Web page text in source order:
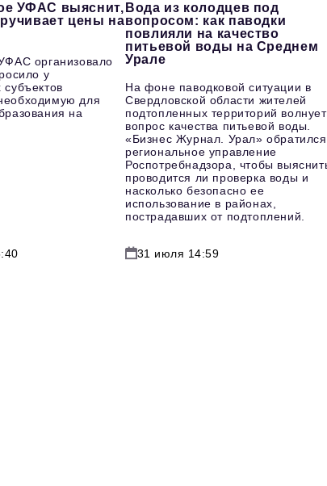
УФАС выяснит,
цены на
организовало
у
для
на
Вода из колодцев под
вопросом: как паводки
повлияли на качество
питьевой воды на Среднем
Урале
На фоне паводковой ситуации в
Свердловской области жителей
подтопленных территорий волнует
вопрос качества питьевой воды.
«Бизнес Журнал. Урал»
региональное управление
Роспотребнадзора, чтобы
проводится ли проверка воды и
насколько безопасно ее
использование в районах,
пострадавших от подтоплений.
31 июля 14:59